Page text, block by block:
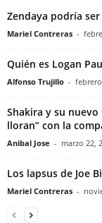
Zendaya podría
Mariel Contreras -
Quién es Logan
Alfonso Trujillo -
Shakira y su
lloran” con la
Anibal Jose - marzo 22,
Los lapsus de Joe
Mariel Contreras -